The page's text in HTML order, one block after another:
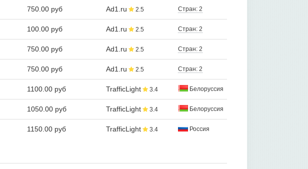
750.00 руб Ad1.ru 2.5 Стран: 2
100.00 руб Ad1.ru 2.5 Стран: 2
750.00 руб Ad1.ru 2.5 Стран: 2
750.00 руб Ad1.ru 2.5 Стран: 2
1100.00 руб TrafficLight 3.4 Белоруссия
1050.00 руб TrafficLight 3.4 Белоруссия
1150.00 руб TrafficLight 3.4 Россия